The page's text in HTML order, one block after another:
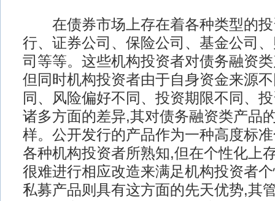
在债券市场上存在着各种类型的投
行、证券公司、保险公司、基金公司
司等等。这些机构投资者对债务融资
但同时机构投资者由于自身资金来源
同、风险偏好不同、投资期限不同、
诸多方面的差异,其对债务融资类产品
样。公开发行的产品作为一种高度标
各种机构投资者所熟知,但在个性化上
很难进行相应改造来满足机构投资者
私募产品则具有这方面的先天优势,其